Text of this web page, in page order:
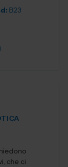
B23
che ci